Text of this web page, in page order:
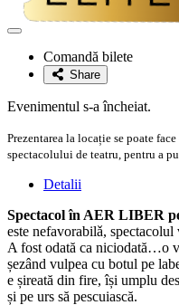
Adaugă
favoriteComandă bilete
Share
Evenimentul s-a încheiat.
Prezentarea la locație se poate
spectacolului de teatru, pentru a
Detalii
Spectacol în AER LIBER
este nefavorabilǎ,
A fost odată ca niciodată…o
șezând vulpea cu botul pe
e șireată din fire, își umplu
și pe urs să pescuiască.